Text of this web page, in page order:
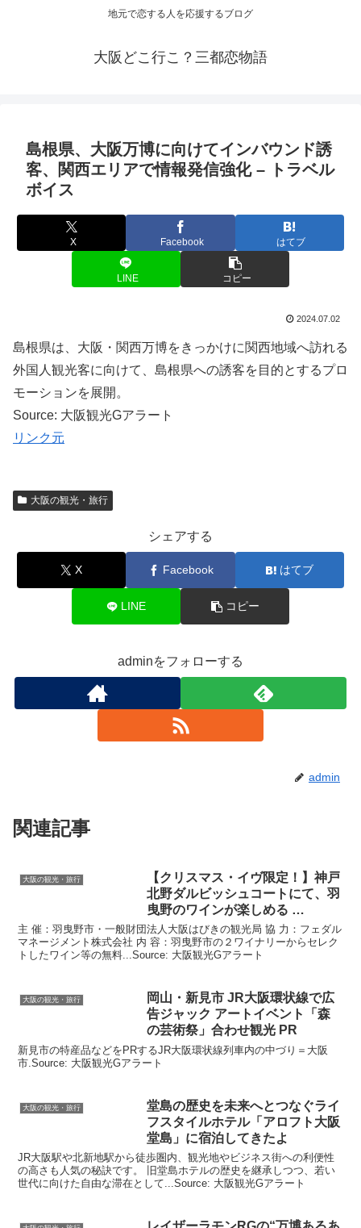
地元で恋する人を応援するブログ
大阪どこ行こ？三都恋物語
島根県、 大阪万博に向けてインバウンド誘
客、関西エリアで情報発信強化 – トラベル
ボイス
X Facebook はてブ
LINE コピー
2024.07.02
島根県は、大阪・関西万博をきっかけに関西地域へ訪れる
外国人観光客に向けて、島根県への誘客を目的とするプロ
モーションを展開。
Source: 大阪観光Gアラート
リンク元
大阪の観光・旅行
シェアする
X Facebook はてブ
LINE コピー
adminをフォローする
admin
関連記事
大阪の観光・旅行
【クリスマス・イヴ限定！】神戸
北野ダルビッシュコートにて、羽
曳野のワインが楽しめる …
主 催：羽曳野市・一般財団法人大阪はびきの観光局 協 力：フェダル
マネージメント株式会社 内 容：羽曳野市の２ワイナリーからセレク
トしたワイン等の無料...Source: 大阪観光Gアラート
大阪の観光・旅行 岡山・新見市 JR大阪環状線で広
告ジャック アートイベント「森
の芸術祭」合わせ観光 PR
新見市の特産品などをPRするJR大阪環状線列車内の中づり＝大阪
市.Source: 大阪観光Gアラート
大阪の観光・旅行
堂島の歴史を未来へとつなぐライ
フスタイルホテル「アロフト 大阪
堂島」に宿泊してきたよ
JR大阪駅や北新地駅から徒歩圏内、観光地やビジネス街への利便性
の高さも人気の秘訣です。 旧堂島ホテルの歴史を継承しつつ、若い
世代に向けた自由な滞在として...Source: 大阪観光Gアラート